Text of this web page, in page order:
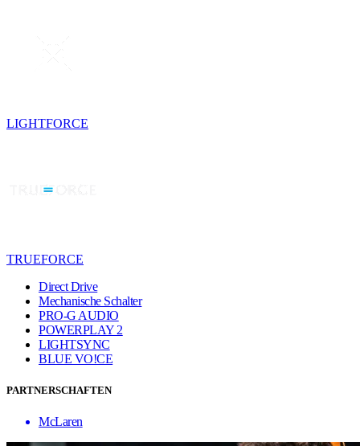
LIGHTFORCE
TRUEFORCE
Direct Drive
Mechanische Schalter
PRO-G AUDIO
POWERPLAY 2
LIGHTSYNC
BLUE VO!CE
PARTNERSCHAFTEN
McLaren